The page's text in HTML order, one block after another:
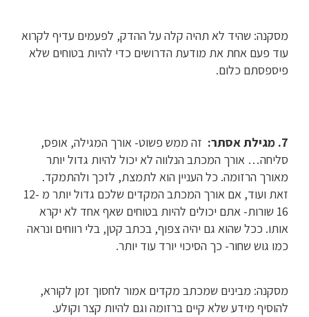
מסקנה: שהיד לא תהיה קלה על ההדק, לפעמים עדיף לקרוא
עוד פעם אחת את מודעת הדרושים כדי להיות בטוחים שלא
פיספסתם כלום.
7. מגילת אסתר:
זה ממש פשוט- אורך המגילה, אופס,
סליחה… אורך המכתב הנלווה לא יכול להיות גדול יותר
מאורך הרזומה. כל העניין הוא לתמצת, לזכך ולהתמקד.
זאת ועוד, אם אורך המכתב המקדים שלכם גדול יותר מ 12-
16 שורות- אתם יכולים להיות בטוחים שאף אחד לא יקרא
אותו. ככל שהוא גם יהיה צפוף, בכתב קטן, בלי רווחים ונראה
כמו גוש שחור- כך הסיכוי יורד עוד יותר.
מסקנה: מבינים שמכתב מקדים אמור לחסוך זמן לקורא,
להוסיף מידע שלא קיים ברזומה וגם להיות קצר וקולע.